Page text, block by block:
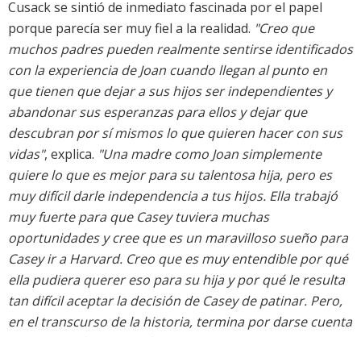
Cusack se sintió de inmediato fascinada por el papel
porque parecía ser muy fiel a la realidad. "Creo que
muchos padres pueden realmente sentirse identificados
con la experiencia de Joan cuando llegan al punto en
que tienen que dejar a sus hijos ser independientes y
abandonar sus esperanzas para ellos y dejar que
descubran por sí mismos lo que quieren hacer con sus
vidas", explica. "Una madre como Joan simplemente
quiere lo que es mejor para su talentosa hija, pero es
muy difícil darle independencia a tus hijos. Ella trabajó
muy fuerte para que Casey tuviera muchas
oportunidades y cree que es un maravilloso sueño para
Casey ir a Harvard. Creo que es muy entendible por qué
ella pudiera querer eso para su hija y por qué le resulta
tan difícil aceptar la decisión de Casey de patinar. Pero,
en el transcurso de la historia, termina por darse cuenta